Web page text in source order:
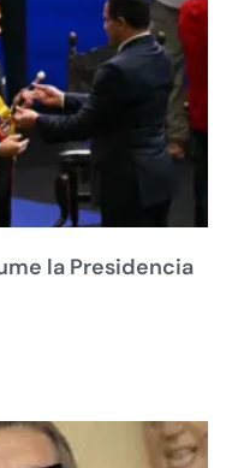
la Presidencia